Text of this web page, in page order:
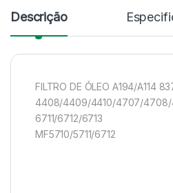
Descrição
FILTRO DE ÓLEO A194/A114
4408/4409/4410/4707/4708/
6711/6712/6713
MF5710/5711/6712